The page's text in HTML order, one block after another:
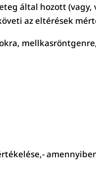
által hozott (vagy,
az eltérések